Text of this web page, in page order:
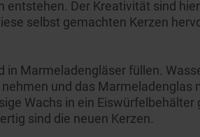
entstehen. Der Kreativität sind
selbst gemachten Kerzen
in Marmeladengläser füllen.
und das Marmeladenglas
Wachs in ein Eiswürfelbehälter
sind die neuen Kerzen.
Sie